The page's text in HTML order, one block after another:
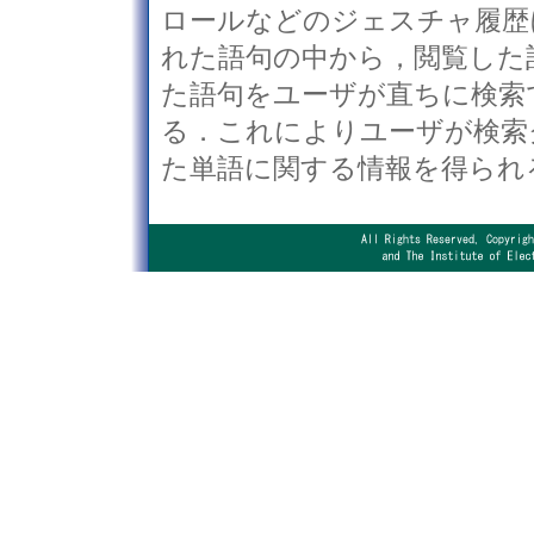
ロールなどのジェスチャ履
れた語句の中から，閲覧し
た語句をユーザが直ちに検
る．これによりユーザが検
た単語に関する情報を得ら